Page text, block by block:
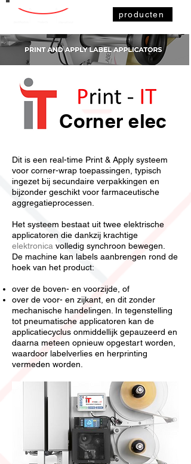
producten
Corner elec
Dit is een real-time Print & Apply systeem
voor corner-wrap toepassingen, typisch
ingezet bij secundaire verpakkingen en
bijzonder geschikt voor farmaceutische
aggregatieprocessen.
Het systeem bestaat uit twee elektrische
applicatoren die dankzij krachtige
elektronica volledig synchroon bewegen.
De machine kan labels aanbrengen rond de
hoek van het product:
over de boven- en voorzijde, of
over de voor- en zijkant, en dit zonder
mechanische handelingen. In tegenstelling
tot pneumatische applicatoren kan de
applicatiecyclus onmiddellijk gepauzeerd en
daarna meteen opnieuw opgestart worden,
waardoor labelverlies en herprinting
vermeden worden.